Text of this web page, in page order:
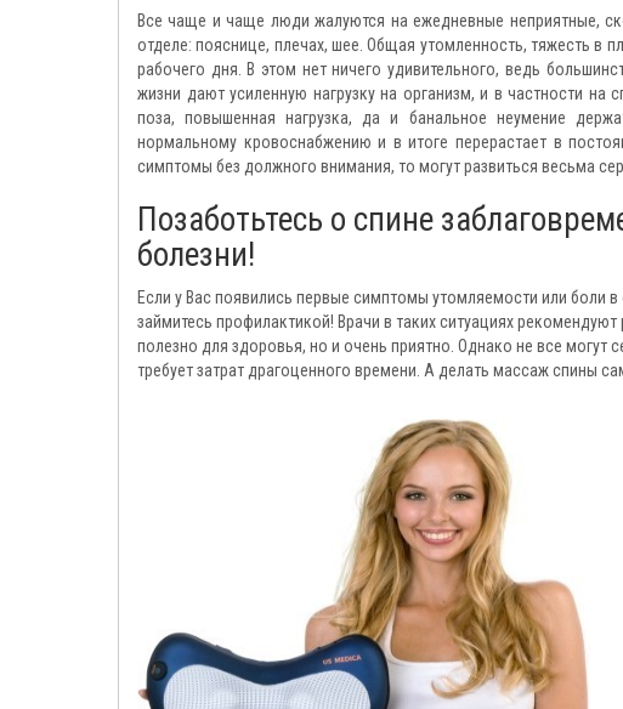
Все чаще и чаще люди жалуются на ежедневные неприятные,
отделе: пояснице, плечах, шее. Общая утомленность, тяжесть в
рабочего дня. В этом нет ничего удивительного, ведь
жизни дают усиленную нагрузку на организм, и в частности
поза, повышенная нагрузка, да и банальное неумение
нормальному кровоснабжению и в итоге перерастает в
симптомы без должного внимания, то могут развиться весьма
Позаботьтесь о спине
болезни!
Если у Вас появились первые симптомы утомляемости или боли
займитесь профилактикой! Врачи в таких ситуациях
полезно для здоровья, но и очень приятно. Однако не все могут
требует затрат драгоценного времени. А делать массаж спины